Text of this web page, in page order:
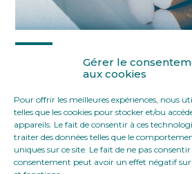
Gérer le
aux cookies
Pour offrir les meilleures expériences, nous
telles que les cookies pour stocker et/ou
appareils. Le fait de consentir à ces
traiter des données telles que le
uniques sur ce site. Le fait de ne pas
consentement peut avoir un effet négatif
FaceBook
TwitterLinkedIn